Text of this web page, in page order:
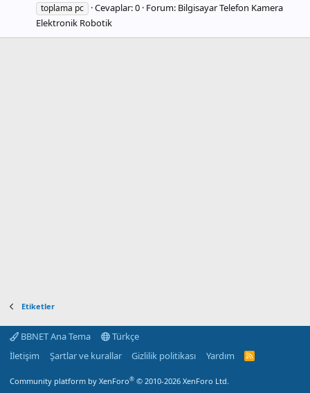
toplama pc
Cevaplar: 0 Forum: Bilgisayar Telefon Kamera
Elektronik Robotik
Etiketler
BBNET Ana Tema
Türkçe
İletişim
Şartlar ve kurallar Gizlilik politikası Yardım
R
Community platform by XenForo® © 2010-2026 XenForo Ltd.